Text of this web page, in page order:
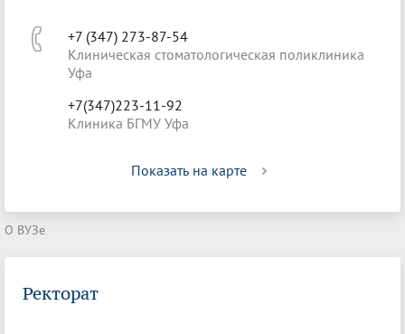
+7 (347) 273-87-54
Клиническая стоматологическая поликлиника
Уфа
+7(347)223-11-92
Клиника БГМУ Уфа
Показать на карте
О ВУЗе
Ректорат